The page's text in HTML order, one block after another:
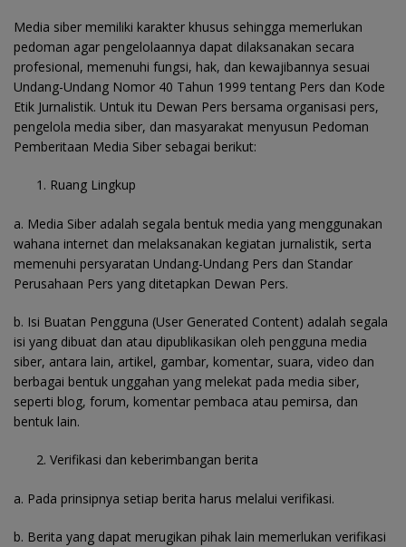
Media siber memiliki karakter khusus sehingga memerlukan
pedoman agar pengelolaannya dapat dilaksanakan secara
profesional, memenuhi fungsi, hak, dan kewajibannya sesuai
Undang-Undang Nomor 40 Tahun 1999 tentang Pers dan Kode
Etik Jurnalistik. Untuk itu Dewan Pers bersama organisasi pers,
pengelola media siber, dan masyarakat menyusun Pedoman
Pemberitaan Media Siber sebagai berikut:
Ruang Lingkup
a. Media Siber adalah segala bentuk media yang menggunakan
wahana internet dan melaksanakan kegiatan jurnalistik, serta
memenuhi persyaratan Undang-Undang Pers dan Standar
Perusahaan Pers yang ditetapkan Dewan Pers.
b. Isi Buatan Pengguna (User Generated Content) adalah segala
isi yang dibuat dan atau dipublikasikan oleh pengguna media
siber, antara lain, artikel, gambar, komentar, suara, video dan
berbagai bentuk unggahan yang melekat pada media siber,
seperti blog, forum, komentar pembaca atau pemirsa, dan
bentuk lain.
Verifikasi dan keberimbangan berita
a. Pada prinsipnya setiap berita harus melalui verifikasi.
b. Berita yang dapat merugikan pihak lain memerlukan verifikasi